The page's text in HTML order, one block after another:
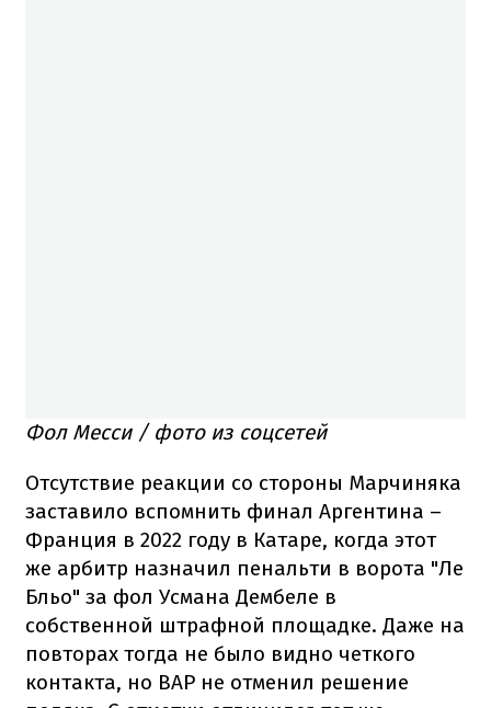
Фол Месси / фото из соцсетей
Отсутствие реакции со стороны Марчиняка
заставило вспомнить финал Аргентина –
Франция в 2022 году в Катаре, когда этот
же арбитр назначил пенальти в ворота "Ле
Бльо" за фол Усмана Дембеле в
собственной штрафной площадке. Даже на
повторах тогда не было видно четкого
контакта, но ВАР не отменил решение